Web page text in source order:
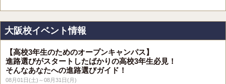
大阪校イベント情報
【高校3年生のためのオープンキャンパス】
進路選びがスタートしたばかりの高校3年生必見！
そんなあなたへの進路選びガイド！
08月01日(土)～08月31日(月)